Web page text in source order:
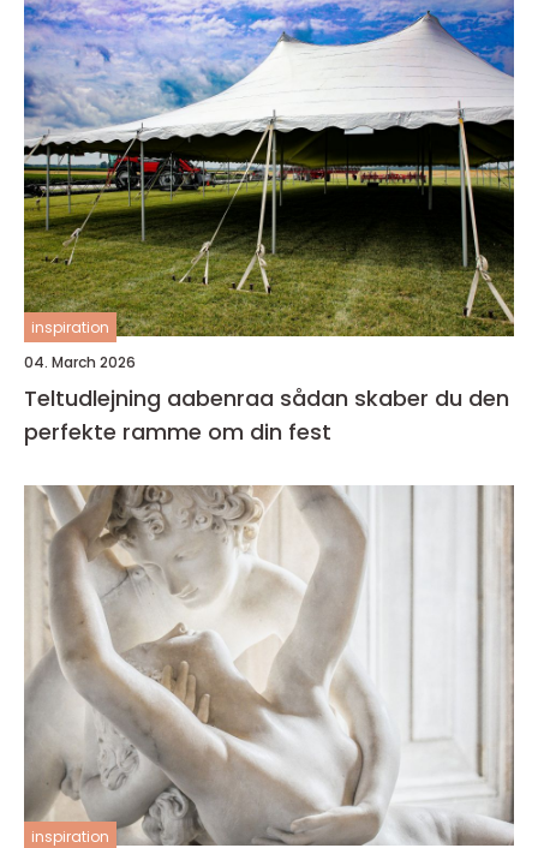
inspiration
04. March 2026
Teltudlejning aabenraa sådan skaber du den
perfekte ramme om din fest
inspiration